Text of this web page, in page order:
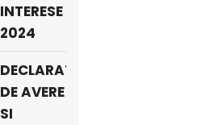
INTERESE
2024
DECLARATII
DE AVERE
SI